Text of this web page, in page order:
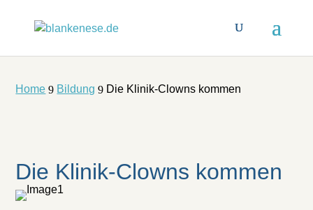
Home 9 Bildung 9 Die Klinik-Clowns kommen
Die Klinik-Clowns kommen